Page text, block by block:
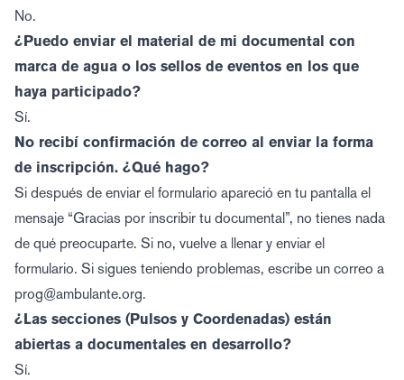
No.
¿Puedo enviar el material de mi documental con
marca de agua o los sellos de eventos en los que
haya participado?
Sí.
No recibí confirmación de correo al enviar la forma
de inscripción. ¿Qué hago?
Si después de enviar el formulario apareció en tu pantalla el
mensaje “Gracias por inscribir tu documental”, no tienes nada
de qué preocuparte. Si no, vuelve a llenar y enviar el
formulario. Si sigues teniendo problemas, escribe un correo a
prog@ambulante.org.
¿Las secciones (Pulsos y Coordenadas) están
abiertas a documentales en desarrollo?
Sí.